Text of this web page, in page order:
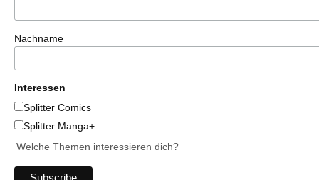
Nachname
Interessen
Splitter Comics
Splitter Manga+
Welche Themen interessieren dich?